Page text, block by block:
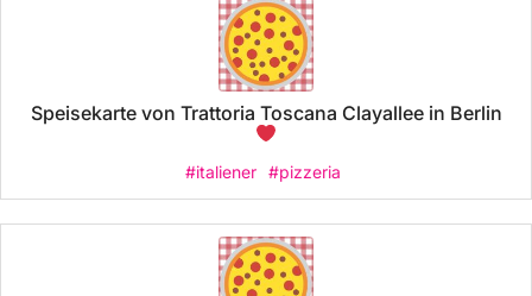
Speisekarte von Trattoria Toscana Clayallee in Berlin
#italiener #pizzeria